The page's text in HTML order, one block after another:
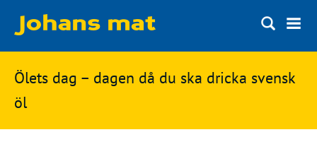
Matbloggen
Innertemperaturer
Ingredienser
Matsnack
Sök
på
Johans
Ölets dag – dagen då du ska dricka svensk
öl